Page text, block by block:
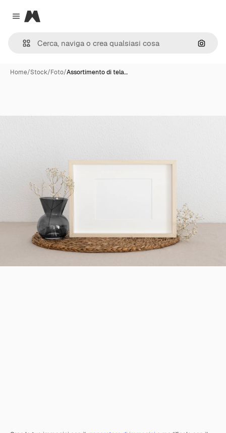
Close menu
Magnific
Cerca
Home/Stock/Foto/Assortimento di tela…